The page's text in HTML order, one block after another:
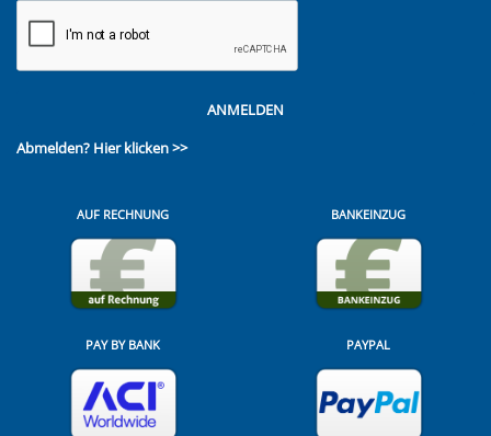
ANMELDEN
Abmelden? Hier klicken >>
AUF RECHNUNG BANKEINZUG
PAY BY BANK PAYPAL